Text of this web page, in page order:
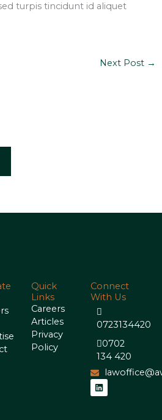
turpis tincidunt id aliquet
Next Post →
Quick
Links
Careers
Articles
Privacy
Policy
Connect
With Us
0723134420
0702
134 420
L
i